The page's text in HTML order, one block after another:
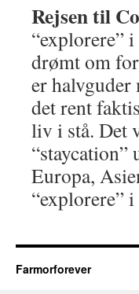
Rejsen til
“explorere”
drømt om
er halvguder
det rent
liv i stå. Det
Europa,
“explorere”
Farmorforever